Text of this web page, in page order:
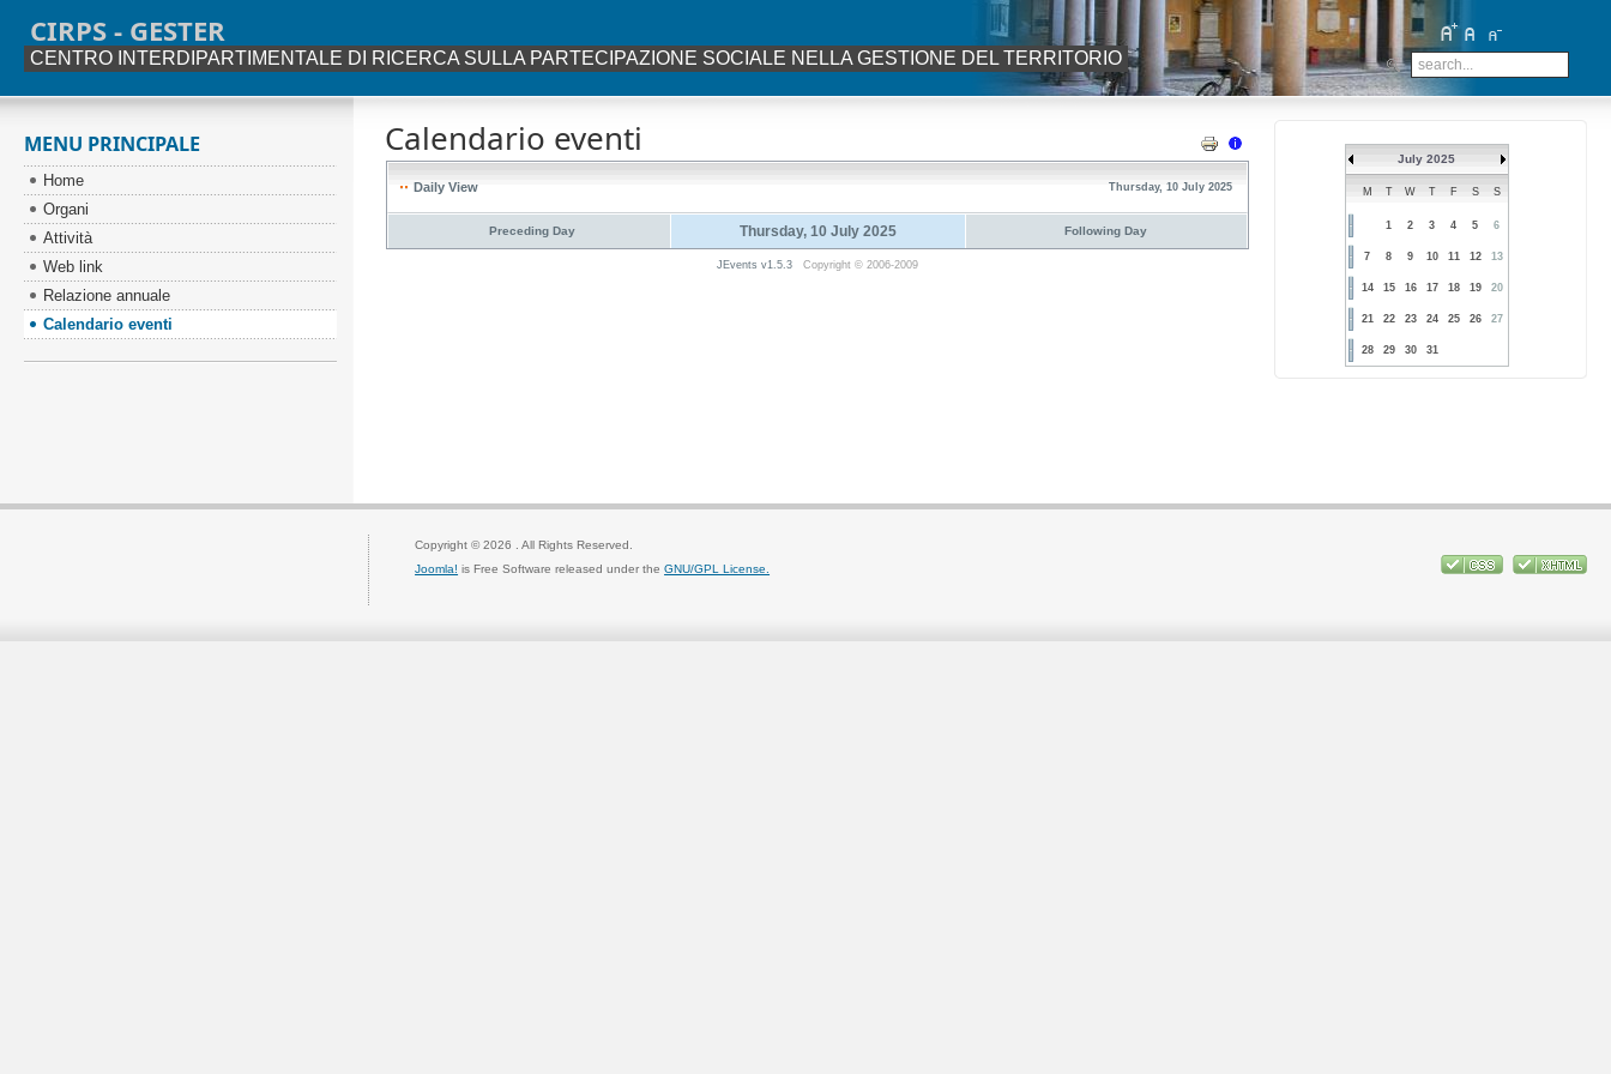
CIRPS - GESTER
CENTRO INTERDIPARTIMENTALE DI RICERCA SULLA PARTECIPAZIONE SOCIALE NELLA GESTIONE DEL TERRITORIO
Calendario eventi
Daily View Thursday, 10 July 2025
Preceding Day Thursday, 10 July 2025 Following Day
JEvents v1.5.3 Copyright © 2006-2009
MENU PRINCIPALE
Home
Organi
Attività
Web link
Relazione annuale
Calendario eventi
July 2025
M T W T F S S
1 2 3 4 5 6
7 8 9 10 11 12 13
14 15 16 17 18 19 20
21 22 23 24 25 26 27
28 29 30 31
Copyright © 2026 . All Rights Reserved.
Joomla! is Free Software released under theGNU/GPL License.